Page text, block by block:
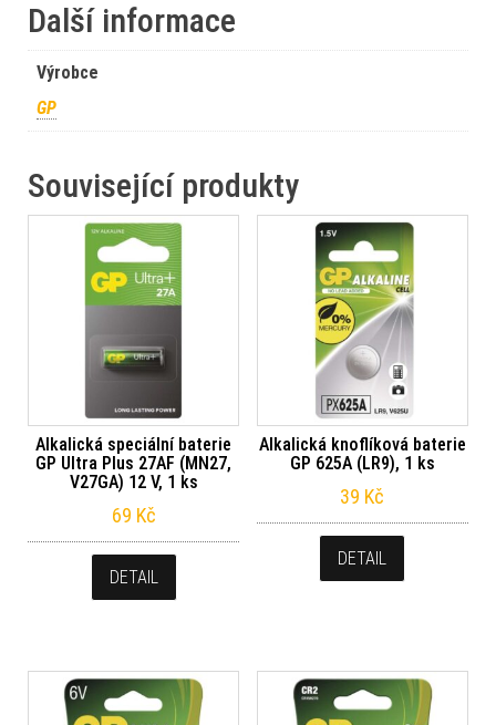
Další informace
Výrobce
GP
Související produkty
Alkalická speciální baterie
GP Ultra Plus 27AF (MN27,
V27GA) 12 V, 1 ks
69 Kč
DETAIL
Alkalická knoflíková baterie
GP 625A (LR9), 1 ks
39 Kč
DETAIL